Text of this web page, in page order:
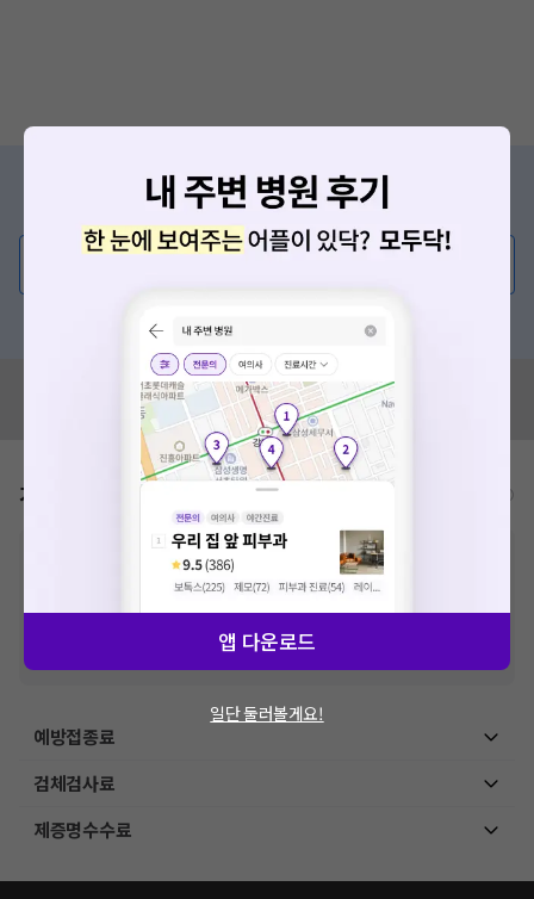
증상/치료, 궁금한 점이 있나요?
의사가 직접 답해드려요!
💬 무엇이든 물어보세요
혹시 잘못된 병원정보가 있나요?
모두닥 팀에 알려주세요!
가격표 비급여/급여 진료란?
추가비용 등으로 실제 가격과 상이할 수 있으니, 정확
한 가격은 해당 의료기관에 직접 문의해주세요.
건강보험심사평가원에 고지되어 있는 급여 진료 기준 가
격입니다. (진료와 연관된 복합적인 비용이 추가되어, 병원마다 금액이 다르게
산정될 수 있는 점 참고 바랍니다.)
VAT 포함
예방접종료
검체검사료
제증명수수료
앱 다운로드
일단 둘러볼게요!